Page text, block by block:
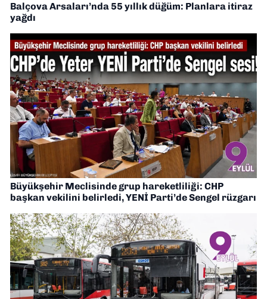
Balçova Arsaları’nda 55 yıllık düğüm: Planlara itiraz
yağdı
Büyükşehir Meclisinde grup hareketliliği: CHP
başkan vekilini belirledi, YENİ Parti’de Sengel rüzgarı